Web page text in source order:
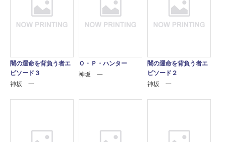
闇の運命を背負う者エ
ピソード３
神坂 一
Ｏ・Ｐ・ハンター
神坂 一
闇の運命を背負う者エ
ピソード２
神坂 一